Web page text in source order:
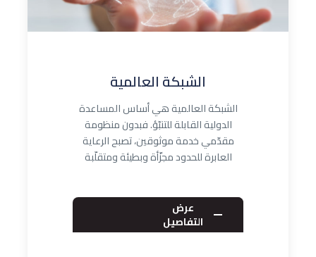
الشبكة العالمية
الشبكة العالمية هي أساس المساعدة
الدولية القابلة للتنبّؤ. فبدون منظومة
مقدّمي خدمة موثوقين، تصبح الرعاية
العابرة للحدود مجزّأة وبطيئة ومتقلّبة
عرض
التفاصيل